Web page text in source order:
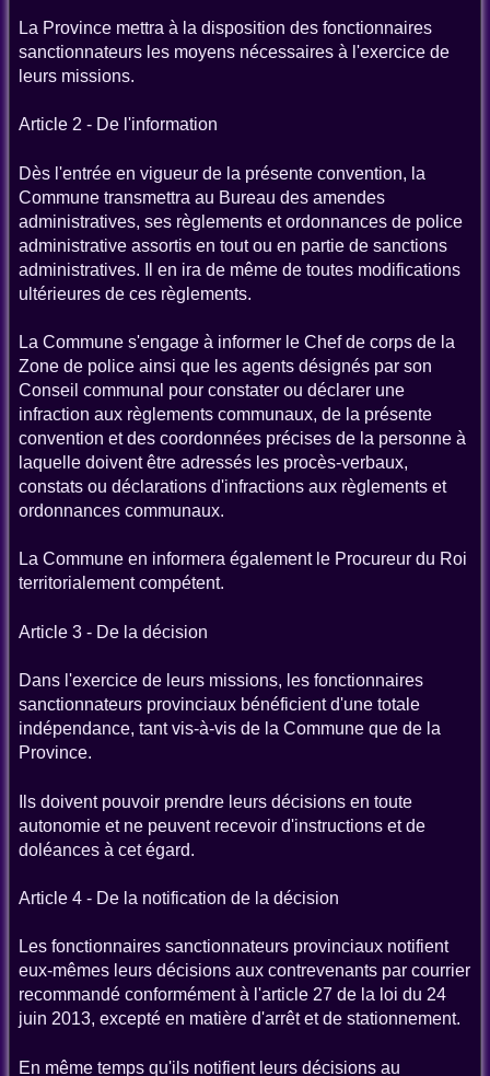
La Province mettra à la disposition des fonctionnaires
sanctionnateurs les moyens nécessaires à l'exercice de
leurs missions.
Article 2 - De l'information
Dès l'entrée en vigueur de la présente convention, la
Commune transmettra au Bureau des amendes
administratives, ses règlements et ordonnances de police
administrative assortis en tout ou en partie de sanctions
administratives. Il en ira de même de toutes modifications
ultérieures de ces règlements.
La Commune s'engage à informer le Chef de corps de la
Zone de police ainsi que les agents désignés par son
Conseil communal pour constater ou déclarer une
infraction aux règlements communaux, de la présente
convention et des coordonnées précises de la personne à
laquelle doivent être adressés les procès-verbaux,
constats ou déclarations d'infractions aux règlements et
ordonnances communaux.
La Commune en informera également le Procureur du Roi
territorialement compétent.
Article 3 - De la décision
Dans l'exercice de leurs missions, les fonctionnaires
sanctionnateurs provinciaux bénéficient d'une totale
indépendance, tant vis-à-vis de la Commune que de la
Province.
Ils doivent pouvoir prendre leurs décisions en toute
autonomie et ne peuvent recevoir d'instructions et de
doléances à cet égard.
Article 4 - De la notification de la décision
Les fonctionnaires sanctionnateurs provinciaux notifient
eux-mêmes leurs décisions aux contrevenants par courrier
recommandé conformément à l'article 27 de la loi du 24
juin 2013, excepté en matière d'arrêt et de stationnement.
En même temps qu'ils notifient leurs décisions au